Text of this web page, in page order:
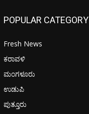
POPULAR CATEGORY
Fresh News
ಕರಾವಳಿ
ಮಂಗಳೂರು
ಉಡುಪಿ
ಪುತ್ತೂರು